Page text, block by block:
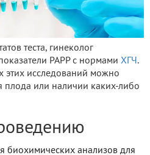
теста, гинеколог
РАРР с нормами ХГЧ .
этих исследований можно
плода или наличии каких-либо
биохимических анализов для